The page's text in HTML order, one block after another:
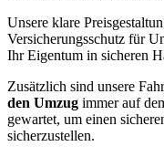
Unsere klare
Versicherungsschutz für
Ihr Eigentum in sicheren
Zusätzlich sind unsere
den Umzug immer auf
gewartet, um einen
sicherzustellen.